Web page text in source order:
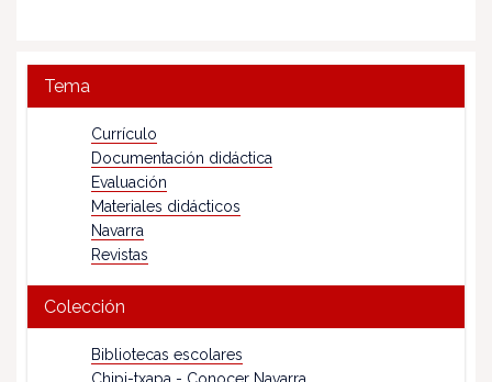
Tema
Currículo
Documentación didáctica
Evaluación
Materiales didácticos
Navarra
Revistas
Colección
Bibliotecas escolares